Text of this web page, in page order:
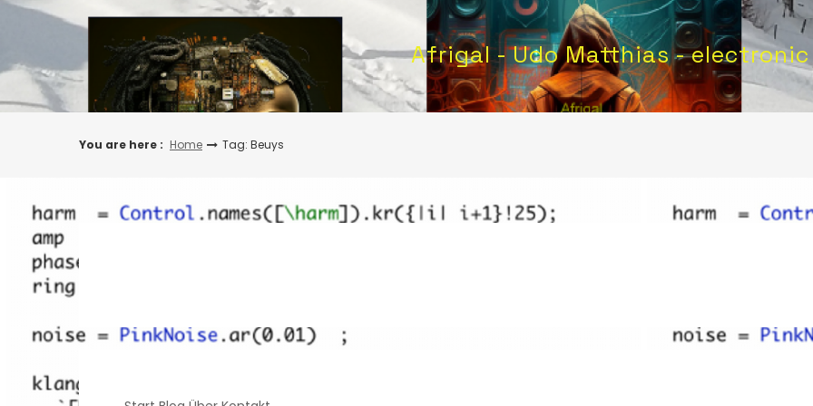
Skip
Afrigal - Udo Matthias - electronic
You are here : Home Tag: Beuys